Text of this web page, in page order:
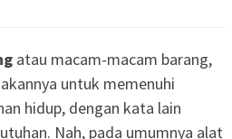
atau macam-macam barang,
untuk memenuhi
hidup, dengan kata lain
Nah, pada umumnya alat